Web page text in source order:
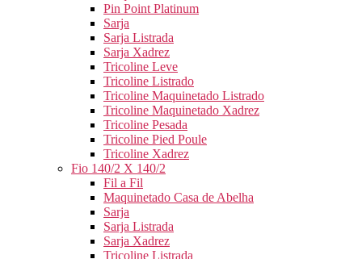
Pin Point Platinum
Sarja
Sarja Listrada
Sarja Xadrez
Tricoline Leve
Tricoline Listrado
Tricoline Maquinetado Listrado
Tricoline Maquinetado Xadrez
Tricoline Pesada
Tricoline Pied Poule
Tricoline Xadrez
Fio 140/2 X 140/2
Fil a Fil
Maquinetado Casa de Abelha
Sarja
Sarja Listrada
Sarja Xadrez
Tricoline Listrada